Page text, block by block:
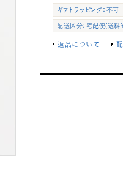
ギフトラッピング：不可
配送区分：宅配便(送料
返品について